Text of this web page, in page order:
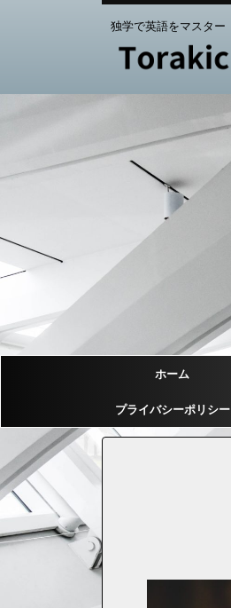
独学で英語をマスター
ホーム
プライバシーポリシー